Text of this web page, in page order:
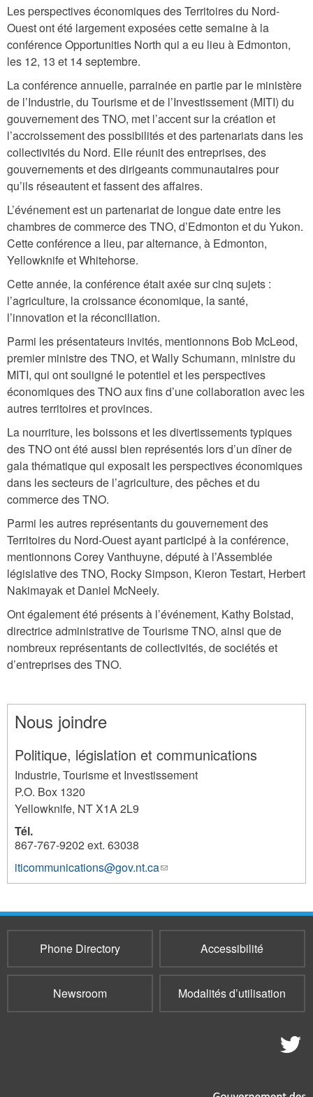
Les perspectives économiques des Territoires du Nord-
Ouest ont été largement exposées cette semaine à la
conférence Opportunities North qui a eu lieu à Edmonton,
les 12, 13 et 14 septembre.
La conférence annuelle, parrainée en partie par le ministère
de l’Industrie, du Tourisme et de l’Investissement (MITI) du
gouvernement des TNO, met l’accent sur la création et
l’accroissement des possibilités et des partenariats dans les
collectivités du Nord. Elle réunit des entreprises, des
gouvernements et des dirigeants communautaires pour
qu’ils réseautent et fassent des affaires.
L’événement est un partenariat de longue date entre les
chambres de commerce des TNO, d’Edmonton et du Yukon.
Cette conférence a lieu, par alternance, à Edmonton,
Yellowknife et Whitehorse.
Cette année, la conférence était axée sur cinq sujets :
l’agriculture, la croissance économique, la santé,
l’innovation et la réconciliation.
Parmi les présentateurs invités, mentionnons Bob McLeod,
premier ministre des TNO, et Wally Schumann, ministre du
MITI, qui ont souligné le potentiel et les perspectives
économiques des TNO aux fins d’une collaboration avec les
autres territoires et provinces.
La nourriture, les boissons et les divertissements typiques
des TNO ont été aussi bien représentés lors d’un dîner de
gala thématique qui exposait les perspectives économiques
dans les secteurs de l’agriculture, des pêches et du
commerce des TNO.
Parmi les autres représentants du gouvernement des
Territoires du Nord-Ouest ayant participé à la conférence,
mentionnons Corey Vanthuyne, député à l’Assemblée
législative des TNO, Rocky Simpson, Kieron Testart, Herbert
Nakimayak et Daniel McNeely.
Ont également été présents à l’événement, Kathy Bolstad,
directrice administrative de Tourisme TNO, ainsi que de
nombreux représentants de collectivités, de sociétés et
d’entreprises des TNO.
Nous joindre
Politique, législation et communications
Industrie, Tourisme et Investissement
P.O. Box 1320
Yellowknife, NTX1A 2L9
Tél.
867-767-9202 ext. 63038
iticommunications@gov.nt.ca(link
sends
mail)
2685
Phone Directory Accessibilité
Newsroom Modalités d’utilisation